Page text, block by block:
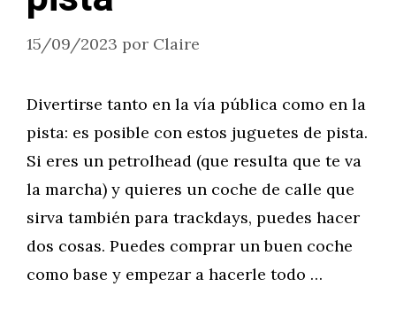
15/09/2023 por Claire
Divertirse tanto en la vía pública como en la
pista: es posible con estos juguetes de pista.
Si eres un petrolhead (que resulta que te va
la marcha) y quieres un coche de calle que
sirva también para trackdays, puedes hacer
dos cosas. Puedes comprar un buen coche
como base y empezar a hacerle todo …